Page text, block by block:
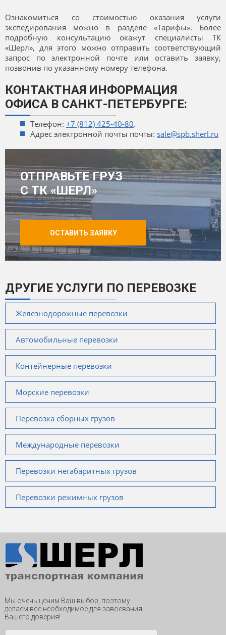
Ознакомиться со стоимостью оказания услуги
экспедирования можно в разделе «Тарифы». Более
подробную консультацию окажут специалисты ТК
«Шерл», для этого можно отправить соответствующий
запрос по электронной почте или оставить заявку,
позвонив по указанному номеру телефона.
КОНТАКТНАЯ ИНФОРМАЦИЯ
ОФИСА В САНКТ-ПЕТЕРБУРГЕ:
Телефон: +7 (812) 425-40-80.
Адрес электронной почты почты: sale@spb.sherl.ru
ОТПРАВЬТЕ ГРУЗ
С ТК «ШЕРЛ»
ОСТАВИТЬ ЗАЯВКУ
ДРУГИЕ УСЛУГИ ПО ПЕРЕВОЗКЕ
Железнодорожные перевозки
Автомобильные перевозки
Контейнерные перевозки
Морские перевозки
Перевозка сборных грузов
Международные перевозки
Перевозки негабаритных грузов
Перевозки режимных грузов
Мы очень ценим Ваш выбор, поэтому
делаем всё необходимое для завоевания
Вашего доверия!